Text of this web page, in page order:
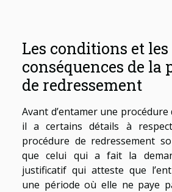
Les conditions et les
conséquences de la
de redressement
Avant d’entamer une
il a certains détails à
procédure de redressement
que celui qui a fait la
justificatif qui atteste que
une période où elle ne paye